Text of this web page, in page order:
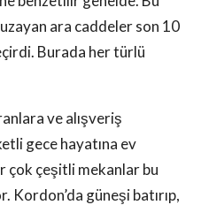
ara caddeler son 10
Burada her türlü
ve alışveriş
gece hayatına ev
çok çeşitli mekanlar bu
Kordon’da güneşi batırıp,